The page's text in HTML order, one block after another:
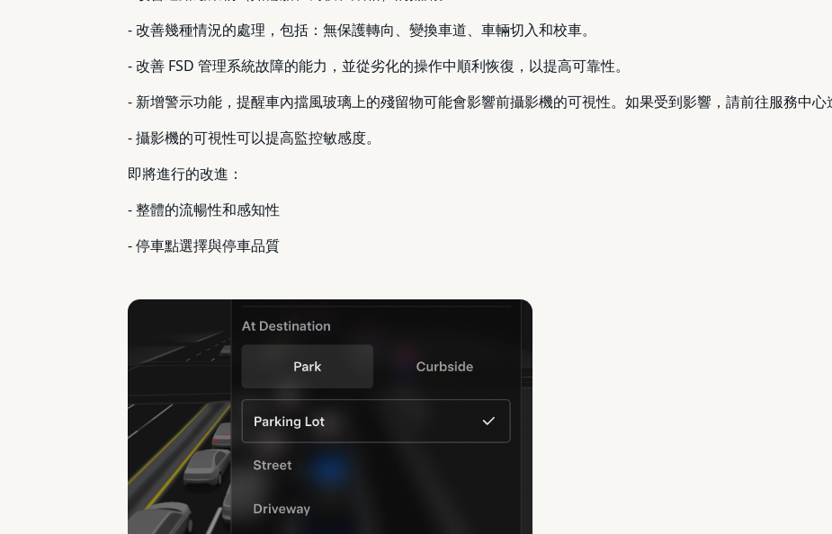
- 改善幾種情況的處理，包括：無保護轉向、變換車道、車輛切入和校車。
- 改善 FSD 管理系統故障的能力，並從劣化的操作中順利恢復，以提高可靠性。
- 新增警示功能，提醒車內擋風玻璃上的殘留物可能會影響前攝影機的可視性。如果受到影響，請前往服務中心
- 攝影機的可視性可以提高監控敏感度。
即將進行的改進：
- 整體的流暢性和感知性
- 停車點選擇與停車品質